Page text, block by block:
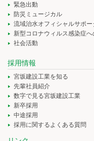
緊急出動
防災ミュージカル
流域治水オフィシャルサポー
新型コロナウィルス感染症へ
社会活動
採用情報
宮坂建設工業を知る
先輩社員紹介
数字で見る宮坂建設工業
新卒採用
中途採用
採用に関するよくある質問